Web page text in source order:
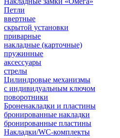
Петли
ввертные
скрытой установки
приварные
накладные (карточные)
пружинные
аксессуары
стрелы
Цилиндровые механизмы
с индивидуальным ключом
поворотники
Броненакладки и пластины
бронированные накладки
бронированные пластины
Накладки/WC-комплекты